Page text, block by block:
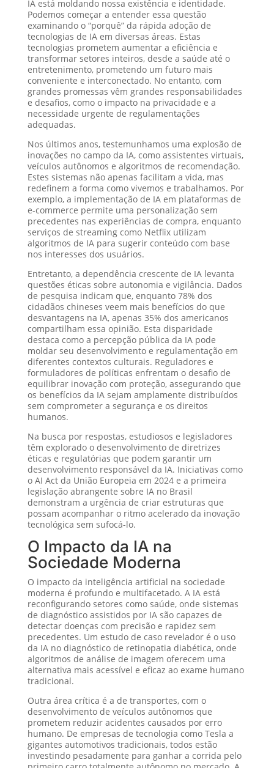
IA está moldando nossa existência e identidade.
Podemos começar a entender essa questão
examinando o “porquê” da rápida adoção de
tecnologias de IA em diversas áreas. Estas
tecnologias prometem aumentar a eficiência e
transformar setores inteiros, desde a saúde até o
entretenimento, prometendo um futuro mais
conveniente e interconectado. No entanto, com
grandes promessas vêm grandes responsabilidades
e desafios, como o impacto na privacidade e a
necessidade urgente de regulamentações
adequadas.
Nos últimos anos, testemunhamos uma explosão de
inovações no campo da IA, como assistentes virtuais,
veículos autônomos e algoritmos de recomendação.
Estes sistemas não apenas facilitam a vida, mas
redefinem a forma como vivemos e trabalhamos. Por
exemplo, a implementação de IA em plataformas de
e-commerce permite uma personalização sem
precedentes nas experiências de compra, enquanto
serviços de streaming como Netflix utilizam
algoritmos de IA para sugerir conteúdo com base
nos interesses dos usuários.
Entretanto, a dependência crescente de IA levanta
questões éticas sobre autonomia e vigilância. Dados
de pesquisa indicam que, enquanto 78% dos
cidadãos chineses veem mais benefícios do que
desvantagens na IA, apenas 35% dos americanos
compartilham essa opinião. Esta disparidade
destaca como a percepção pública da IA pode
moldar seu desenvolvimento e regulamentação em
diferentes contextos culturais. Reguladores e
formuladores de políticas enfrentam o desafio de
equilibrar inovação com proteção, assegurando que
os benefícios da IA sejam amplamente distribuídos
sem comprometer a segurança e os direitos
humanos.
Na busca por respostas, estudiosos e legisladores
têm explorado o desenvolvimento de diretrizes
éticas e regulatórias que podem garantir um
desenvolvimento responsável da IA. Iniciativas como
o AI Act da União Europeia em 2024 e a primeira
legislação abrangente sobre IA no Brasil
demonstram a urgência de criar estruturas que
possam acompanhar o ritmo acelerado da inovação
tecnológica sem sufocá-lo.
O Impacto da IA na
Sociedade Moderna
O impacto da inteligência artificial na sociedade
moderna é profundo e multifacetado. A IA está
reconfigurando setores como saúde, onde sistemas
de diagnóstico assistidos por IA são capazes de
detectar doenças com precisão e rapidez sem
precedentes. Um estudo de caso revelador é o uso
da IA no diagnóstico de retinopatia diabética, onde
algoritmos de análise de imagem oferecem uma
alternativa mais acessível e eficaz ao exame humano
tradicional.
Outra área crítica é a de transportes, com o
desenvolvimento de veículos autônomos que
prometem reduzir acidentes causados por erro
humano. De empresas de tecnologia como Tesla a
gigantes automotivos tradicionais, todos estão
investindo pesadamente para ganhar a corrida pelo